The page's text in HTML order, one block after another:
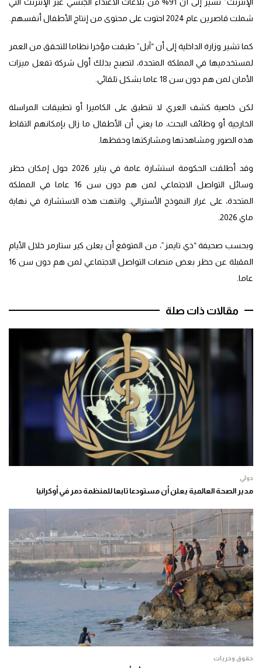
شملت قاصرين عام 2024 احتوت على محتوى من إنتاج الأطفال أنفسهم.
كما تشير وزارة الداخلية إلى أن “آبل” طبقت مؤخرا نظاما للتحقق من العمر
لمستخدميها في المملكة المتحدة، لتصبح بذلك أول شركة تفعل ميزات
الأمان لمن هم دون سن 18 عاما بشكل تلقائي.
لكن خاصية كشف العري لا تنطبق على الكاميرا أو تطبيقات المراسلة
الخارجية أو وظائف البحث، ما يعني أن الأطفال ما زال بإمكانهم التقاط
هذه الصور ومشاهدتها ومشاركتها وحفظها.
وقد أطلقت الحكومة استشارة عامة في يناير 2026 حول إمكان حظر
وسائل التواصل الاجتماعي لمن هم دون سن 16 عاما في المملكة
المتحدة، على غرار النموذج الأسترالي. وانتهت هذه الاستشارة في نهاية
ماي 2026.
وبحسب صحيفة “ذي تايمز”، من المتوقع أن يعلن كير ستارمر خلال الأيام
المقبلة عن حظر بعض منصات التواصل الاجتماعي لمن هم دون سن 16
عاما.
مقالات ذات صلة
دولي
مدير الصحة العالمية يعلن أن مستودعا تابعا للمنظمة دمر في أوكرانيا
حقوق وحريات